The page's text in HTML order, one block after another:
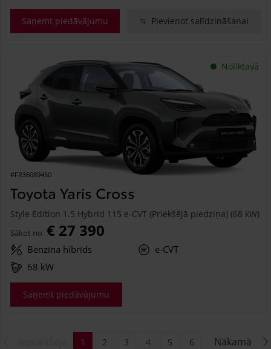
Saņemt piedāvājumu Pievienot salīdzināšanai
Noliktavā
#FR36089450
Toyota Yaris Cross
Style Edition 1.5 Hybrid 115 e-CVT (Priekšējā piedziņa) (68 kW)
Sākot no € 27 390
Benzīna hibrīds
e-CVT
68 kW
Saņemt piedāvājumu
Nākamā
1 2 3 4 5
6